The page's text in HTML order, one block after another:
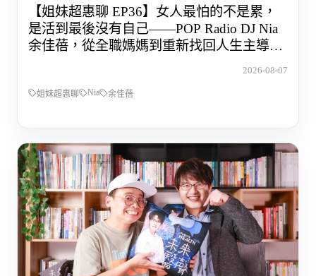
【姐妹超惠聊 EP36】女人最怕的不是累，
是活到最後沒有自己——POP Radio DJ Nia
余佳蓓，從全職媽媽到重新找回人生主導權
2026-08-07
姐妹超惠聊 Nia 余佳蓓